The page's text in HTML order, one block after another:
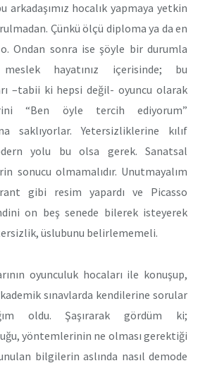
arkadaşımız hocalık yapmaya yetkin
Çünkü ölçü diploma ya da en
Ondan sonra ise şöyle bir durumla
meslek hayatınız içerisinde; bu
–tabii ki hepsi değil- oyuncu olarak
“Ben öyle tercih ediyorum”
saklıyorlar. Yetersizliklerine kılıf
yolu bu olsa gerek. Sanatsal
sonucu olmamalıdır. Unutmayalım
gibi resim yapardı ve Picasso
on beş senede bilerek isteyerek
üslubunu belirlememeli.
oyunculuk hocaları ile konuşup,
sınavlarda kendilerine sorular
oldu. Şaşırarak gördüm ki;
yöntemlerinin ne olması gerektiği
bilgilerin aslında nasıl demode